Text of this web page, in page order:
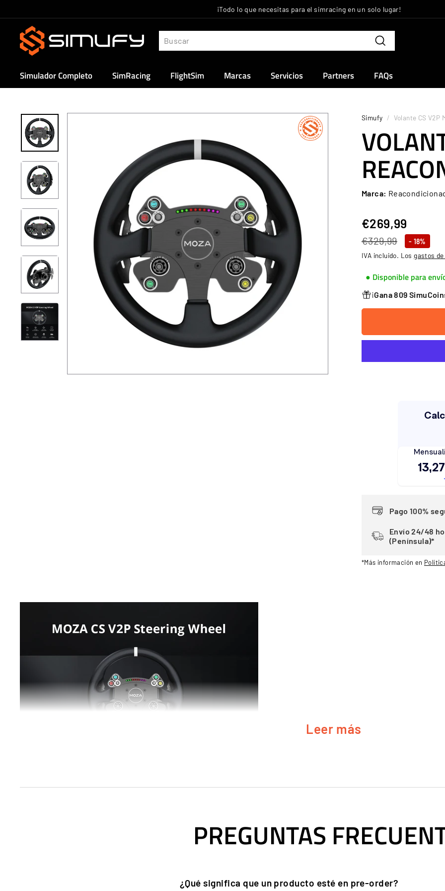
directamente
contenido
diapositivas
pausa
¡Todo lo que necesitas para el simracing en un solo lugar!
S
i
m
u
f
Buscar
Simulador Completo SimRacing FlightSim Marcas Servicios Partners FAQs
Simufy / Volante CS V2P
Marca:
Precio
habitual
€329,99€329,99
Precio
oferta
€269,99
- 18%
IVA incluido. Losgastos de
● Disponible para
¡Gana 809
Pago 100%
Envío 24/48
(Península)*
*Más información en
Leer más
PREGUNTAS
¿Qué significa que un producto esté en pre-order?